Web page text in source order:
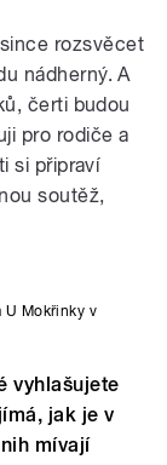
rozsvěcet
nádherný. A
čerti budou
pro rodiče a
si připraví
soutěž,
U Mokřinky v
vyhlašujete
jak je v
mívají